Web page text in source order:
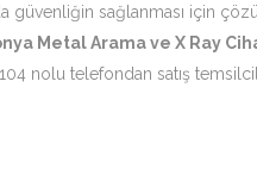
güvenliğin sağlanması için
Metal Arama ve X Ray
nolu telefondan satış